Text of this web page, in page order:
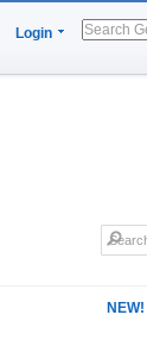
Login
NEW!